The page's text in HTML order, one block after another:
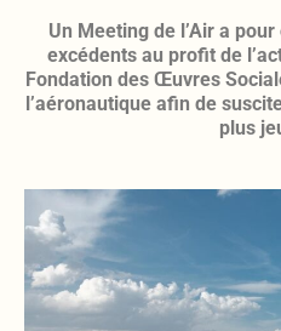
Un Meeting de l’Air a
excédents au profit de
Fondation des Œuvres
l’aéronautique afin de
plus